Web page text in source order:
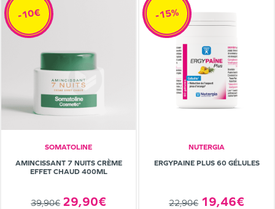
SOMATOLINE
AMINCISSANT 7 NUITS CRÈME
EFFET CHAUD 400ML
39,90€ 29,90€
-10€
NUTERGIA
ERGYPAINE PLUS 60 GÉLULES
22,90€ 19,46€
-15%